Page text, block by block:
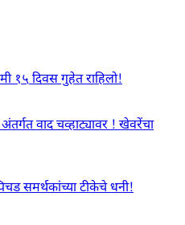
१५ दिवस गुहेत राहिलो!
वाद चव्हाट्यावर ! खेवरेंचा
समर्थकांच्या टीकेचे धनी!